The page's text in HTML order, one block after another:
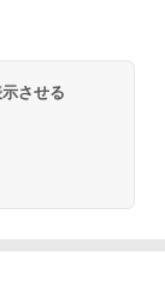
させる